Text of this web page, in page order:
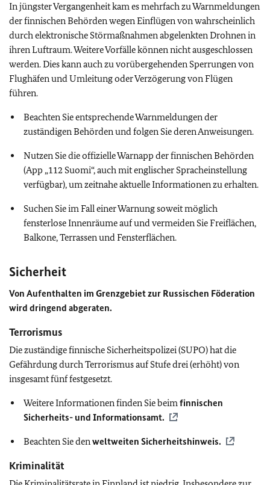
In jüngster Vergangenheit kam es mehrfach zu Warnmeldungen
der finnischen Behörden wegen Einflügen von wahrscheinlich
durch elektronische Störmaßnahmen abgelenkten Drohnen in
ihren Luftraum. Weitere Vorfälle können nicht ausgeschlossen
werden. Dies kann auch zu vorübergehenden Sperrungen von
Flughäfen und Umleitung oder Verzögerung von Flügen
führen.
Beachten Sie entsprechende Warnmeldungen der
zuständigen Behörden und folgen Sie deren Anweisungen.
Nutzen Sie die offizielle Warnapp der finnischen Behörden
(App „112 Suomi“, auch mit englischer Spracheinstellung
verfügbar), um zeitnahe aktuelle Informationen zu erhalten.
Suchen Sie im Fall einer Warnung soweit möglich
fensterlose Innenräume auf und vermeiden Sie Freiflächen,
Balkone, Terrassen und Fensterflächen.
Sicherheit
Von Aufenthalten im Grenzgebiet zur Russischen Föderation
wird dringend abgeraten.
Terrorismus
Die zuständige finnische Sicherheitspolizei (SUPO) hat die
Gefährdung durch Terrorismus auf Stufe drei (erhöht) von
insgesamt fünf festgesetzt.
Weitere Informationen finden Sie beimfinnischen
Sicherheits- und Informationsamt.
Beachten Sie denweltweiten Sicherheitshinweis.
Kriminalität